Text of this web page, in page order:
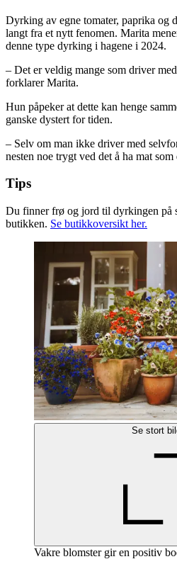
Dyrking av egne tomater, paprika og
langt fra et nytt fenomen. Marita
denne type dyrking i hagene i 2024.
– Det er veldig mange som driver
forklarer Marita.
Hun påpeker at dette kan henge
ganske dystert for tiden.
– Selv om man ikke driver med
nesten noe trygt ved det å ha mat
Tips
Du finner frø og jord til dyrkingen på
butikken. Se butikkoversikt her.
Se stort
Vakre blomster gir en positiv